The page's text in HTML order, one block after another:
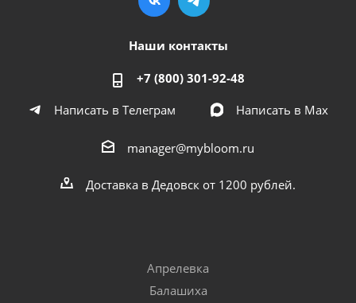
Наши контакты
+7 (800) 301-92-48
Написать в Телеграм
Написать в Мах
manager@mybloom.ru
Доставка в Дедовск от 1200 рублей.
Апрелевка
Балашиха